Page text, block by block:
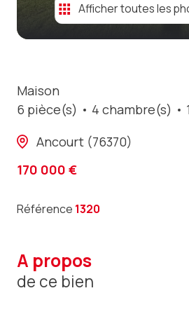
Afficher toutes les
Maison
6 pièce(s)
4 chambre(s)
Ancourt (76370)
170 000 €
Référence 1320
a propos
de ce bien